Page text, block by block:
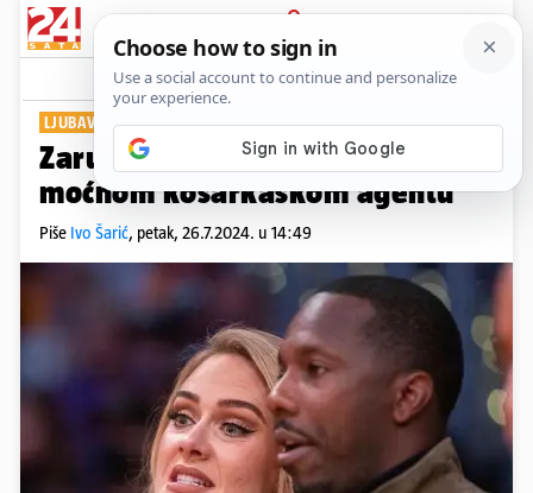
PRIJAVA
Show Komentari
LJUBAV CVJETA
Zaručila se Adele: Rekla je 'da'
moćnom košarkaškom agentu
Piše Ivo Šarić, petak, 26.7.2024. u 14:49